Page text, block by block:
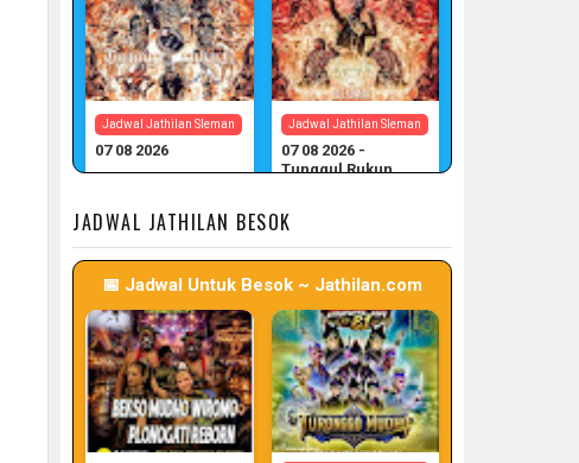
Jadwal Jathilan Sleman
07 08 2026
Jadwal Jathilan Sleman
07 08 2026 -
Tunggul Rukun
JADWAL JATHILAN BESOK
📅 Jadwal Untuk Besok ~ Jathilan.com